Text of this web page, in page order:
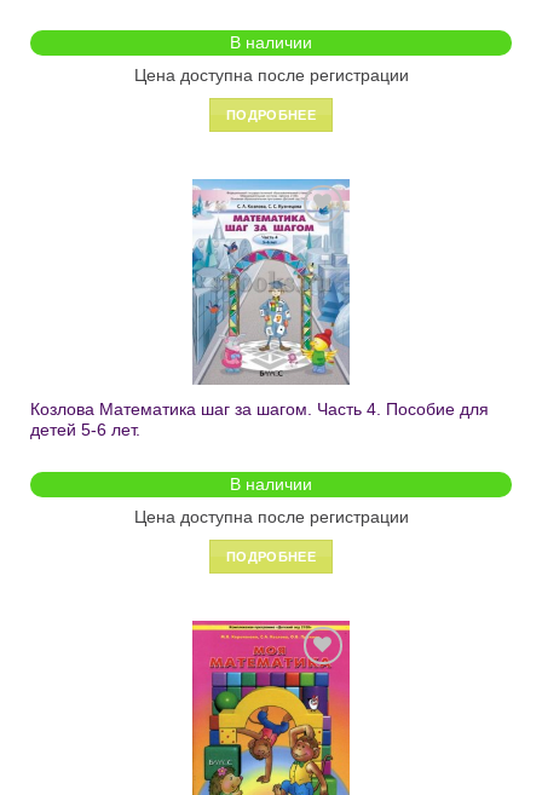
В наличии
Цена доступна после регистрации
ПОДРОБНЕЕ
Добавить
в список
желаний
Козлова Математика шаг за шагом. Часть 4. Пособие для
детей 5-6 лет.
В наличии
Цена доступна после регистрации
ПОДРОБНЕЕ
Добавить
в список
желаний